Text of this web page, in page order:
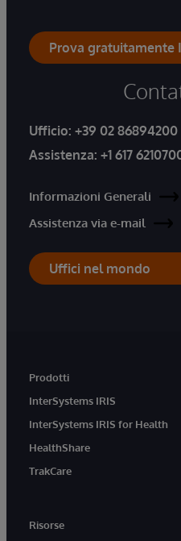
Prova gratuitamente
Ufficio: +39 02 86894200
Assistenza: +1 617
Informazioni Generali
Assistenza via e-mail
Uffici nel mondo
Prodotti
InterSystems IRIS
InterSystems IRIS for Health
HealthShare
TrakCare
Risorse